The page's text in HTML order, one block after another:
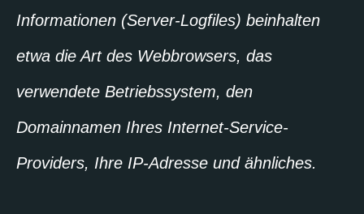
Informationen (Server-Logfiles) beinhalten
etwa die Art des Webbrowsers, das
verwendete Betriebssystem, den
Domainnamen Ihres Internet-Service-
Providers, Ihre IP-Adresse und ähnliches.